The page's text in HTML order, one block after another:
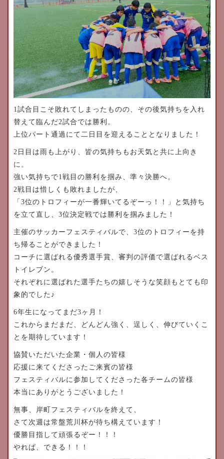
1試合目こそ敗れてしまったものの、その後気持ちを入れ
替えて臨んだ2試合では勝利。
上位パート通過にて二日目を迎えることとなりました！
2日目は雨も上がり、皆の気持ちもお天気と共に上向き
に。
強い気持ちで1戦目の勝利を掴み、準々決勝へ。
2戦目は惜しくも敗れましたが、
「3位のトロフィーが一番輝いてるぞーっ！！」と気持ち
を立て直し、3位決定戦では勝利を掴みました！
主催のサッカーフェスティバルで、3位のトロフィーを持
ち帰ることができました！
コーチに選ばれる優秀選手賞、審判の評価で選ばれるベス
トイレブン。
それぞれに選ばれた選手たちの嬉しそうな笑顔もとても印
象的でした♪
6年生になってまだ3ヶ月！
これからまだまだ、どんどん強く、逞しく、伸びていくこ
とを期待しています！
協賛いただいた企業・個人の皆様
応援に来てくださったご来賓の皆様
フェスティバルに参加してくださった各チームの皆様
本当にありがとうございました！
無事、岸町フェスティバルを終えて、
さて次週は常盤荒川杯が待ち構えています！
優勝目指して頑張るぞー！！！
やれば、できる！！！